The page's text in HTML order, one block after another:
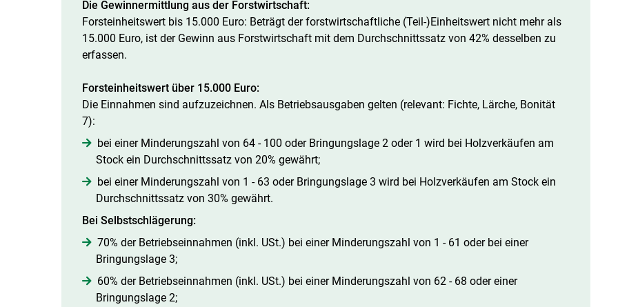
Die Gewinnermittlung aus der Forstwirtschaft:
Forsteinheitswert bis 15.000 Euro: Beträgt der forstwirtschaftliche (Teil-)Einheitswert nicht mehr als
15.000 Euro, ist der Gewinn aus Forstwirtschaft mit dem Durchschnittssatz von 42% desselben zu
erfassen.
Forsteinheitswert über 15.000 Euro:
Die Einnahmen sind aufzuzeichnen. Als Betriebsausgaben gelten (relevant: Fichte, Lärche, Bonität
7):
bei einer Minderungszahl von 64 - 100 oder Bringungslage 2 oder 1 wird bei Holzverkäufen am
Stock ein Durchschnittssatz von 20% gewährt;
bei einer Minderungszahl von 1 - 63 oder Bringungslage 3 wird bei Holzverkäufen am Stock ein
Durchschnittssatz von 30% gewährt.
Bei Selbstschlägerung:
70% der Betriebseinnahmen (inkl. USt.) bei einer Minderungszahl von 1 - 61 oder bei einer
Bringungslage 3;
60% der Betriebseinnahmen (inkl. USt.) bei einer Minderungszahl von 62 - 68 oder einer
Bringungslage 2;